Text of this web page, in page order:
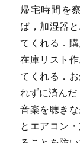
帰宅時間を
ば，加湿器
てくれる．
在庫リスト
てくれる．
れずに済んだ
音楽を聴き
とエアコン